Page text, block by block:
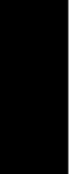
déjanos
World's
por